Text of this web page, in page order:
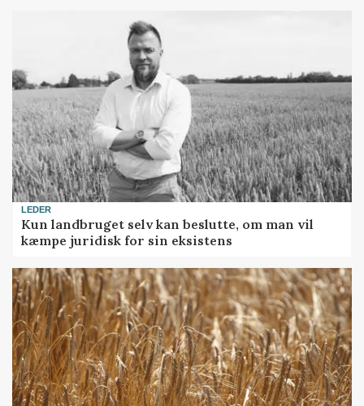
LEDER
Kun landbruget selv kan beslutte, om man vil
kæmpe juridisk for sin eksistens